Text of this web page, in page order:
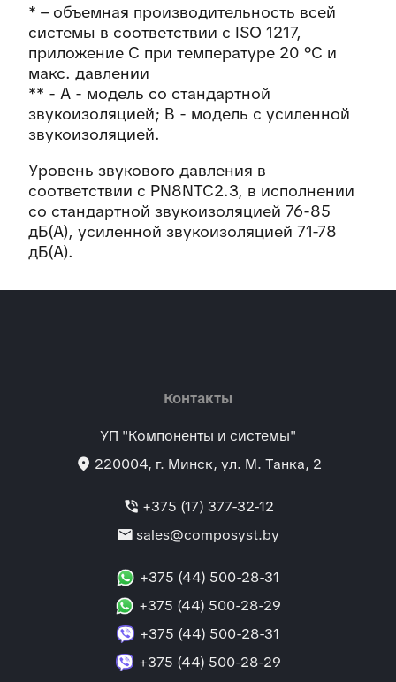
* – объемная производительность всей
системы в соответствии с ISO 1217,
приложение С при температуре 20 °С и
макс. давлении
** - A - модель со стандартной
звукоизоляцией; B - модель с усиленной
звукоизоляцией.
Уровень звукового давления в
соответствии с PN8NTC2.3, в исполнении
со стандартной звукоизоляцией 76-85
дБ(А), усиленной звукоизоляцией 71-78
дБ(А).
Контакты
УП "Компоненты и системы"
location_on 220004, г. Минск, ул. М. Танка, 2
phone_in_talk +375 (17) 377-32-12
mail sales@composyst.by
+375 (44) 500-28-31
+375 (44) 500-28-29
+375 (44) 500-28-31
+375 (44) 500-28-29